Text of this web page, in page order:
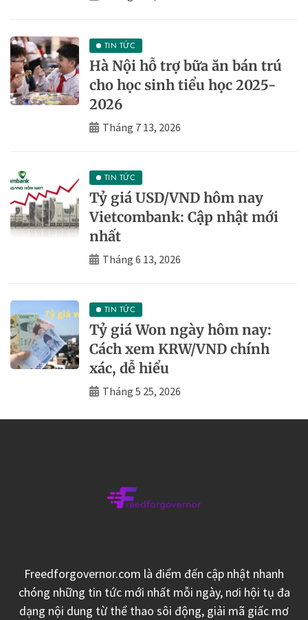
TIN TỨC
Hà Nội hỗ trợ bữa ăn bán trú
cho học sinh tiểu học 2025-
2026
Tháng 7 13, 2026
TIN TỨC
Tỷ giá USD/VND hôm nay
Vietcombank: Cập nhật mới
nhất
Tháng 6 13, 2026
TIN TỨC
Tỷ giá Won ngày hôm nay:
Cách xem KRW/VND chính
xác, dễ hiểu
Tháng 5 25, 2026
Freedforgovernor.com là điểm đến cập nhật nhanh
chóng những tin tức mới nhất mỗi ngày, nơi hội tụ đa
dạng nội dung từ thể thao sôi động, giải mã giấc mơ